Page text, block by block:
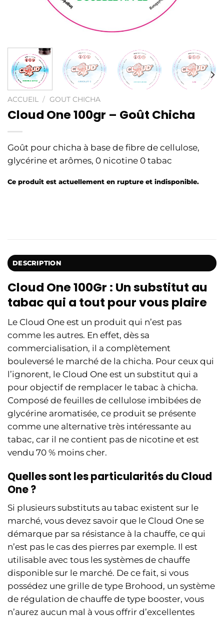
ACCUEIL / GOUT CHICHA
Cloud One 100gr – Goût Chicha
Goût pour chicha à base de fibre de cellulose,
glycérine et arômes, 0 nicotine 0 tabac
Ce produit est actuellement en rupture et indisponible.
DESCRIPTION
Cloud One 100Gr : Un substitut au
tabac qui a tout pour vous plaire
Le Cloud One est un produit qui n’est pas
comme les autres. En effet, dès sa
commercialisation, il a complètement
bouleversé le marché de la chicha. Pour ceux qui
l’ignorent, le Cloud One est un substitut qui a
pour objectif de remplacer le tabac à chicha.
Composé de feuilles de cellulose imbibées de
glycérine aromatisée, ce produit se présente
comme une alternative très intéressante au
tabac, car il ne contient pas de nicotine et est
vendu 70 % moins cher.
Quelles sont les particularités du Cloud
One ?
Si plusieurs substituts au tabac existent sur le
marché, vous devez savoir que le Cloud One se
démarque par sa résistance à la chauffe, ce qui
n’est pas le cas des pierres par exemple. Il est
utilisable avec tous les systèmes de chauffe
disponible sur le marché. De ce fait, si vous
possédez une grille de type Brohood, un système
de régulation de chauffe de type booster, vous
n’aurez aucun mal à vous offrir d’excellentes